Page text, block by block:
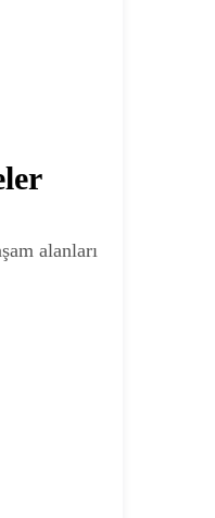
alanları